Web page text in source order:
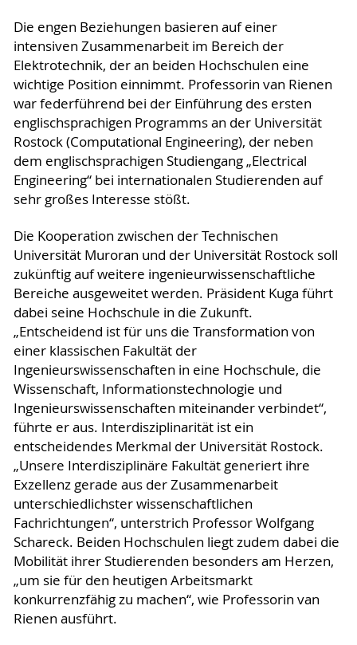
Die engen Beziehungen basieren auf einer
intensiven Zusammenarbeit im Bereich der
Elektrotechnik, der an beiden Hochschulen eine
wichtige Position einnimmt. Professorin van Rienen
war federführend bei der Einführung des ersten
englischsprachigen Programms an der Universität
Rostock (Computational Engineering), der neben
dem englischsprachigen Studiengang „Electrical
Engineering“ bei internationalen Studierenden auf
sehr großes Interesse stößt.
Die Kooperation zwischen der Technischen
Universität Muroran und der Universität Rostock soll
zukünftig auf weitere ingenieurwissenschaftliche
Bereiche ausgeweitet werden. Präsident Kuga führt
dabei seine Hochschule in die Zukunft.
„Entscheidend ist für uns die Transformation von
einer klassischen Fakultät der
Ingenieurswissenschaften in eine Hochschule, die
Wissenschaft, Informationstechnologie und
Ingenieurswissenschaften miteinander verbindet“,
führte er aus. Interdisziplinarität ist ein
entscheidendes Merkmal der Universität Rostock.
„Unsere Interdisziplinäre Fakultät generiert ihre
Exzellenz gerade aus der Zusammenarbeit
unterschiedlichster wissenschaftlichen
Fachrichtungen“, unterstrich Professor Wolfgang
Schareck. Beiden Hochschulen liegt zudem dabei die
Mobilität ihrer Studierenden besonders am Herzen,
„um sie für den heutigen Arbeitsmarkt
konkurrenzfähig zu machen“, wie Professorin van
Rienen ausführt.